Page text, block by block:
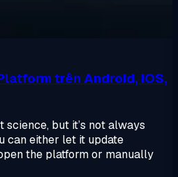
trên Android, iOS,
science, but it’s not always
can either let it update
the platform or manually